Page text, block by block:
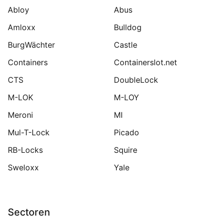
Abloy
Abus
Amloxx
Bulldog
BurgWächter
Castle
Containers
Containerslot.net
CTS
DoubleLock
M-LOK
M-LOY
Meroni
MI
Mul-T-Lock
Picado
RB-Locks
Squire
Sweloxx
Yale
Sectoren